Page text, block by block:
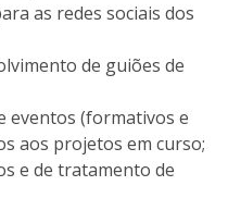
as redes sociais dos
de guiões de
eventos (formativos e
aos projetos em curso;
e de tratamento de